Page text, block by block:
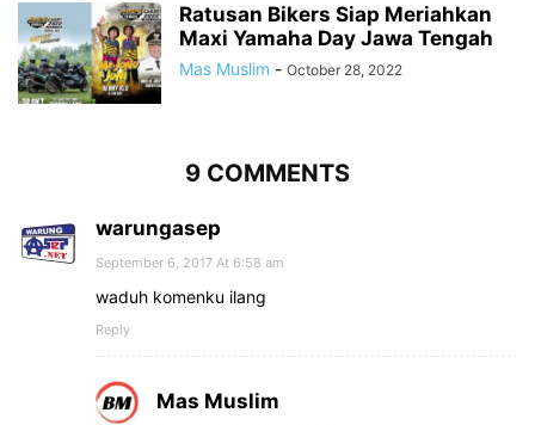
Ratusan Bikers Siap Meriahkan
Maxi Yamaha Day Jawa Tengah
Mas Muslim - October 28, 2022
9 COMMENTS
warungasep
September 6, 2017 At 6:58 am
waduh komenku ilang
Reply
Mas Muslim